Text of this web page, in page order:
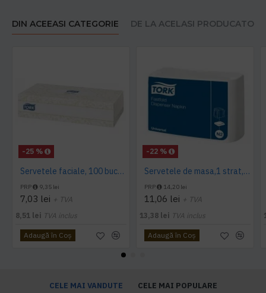
DIN ACEEASI CATEGORIE DE LA ACELASI PRODUCATOR
-25 %
Servetele faciale, 100 bucati / pachet, Tork
PRP 9,35 lei
7,03 lei + TVA
8,51 lei TVA inclus
Adaugă în Coş
-22 %
Servetele de masa,1 strat, Tork, 300 buc/pachet
PRP 14,20 lei
11,06 lei + TVA
13,38 lei TVA inclus
Adaugă în Coş
CELE MAI VANDUTE CELE MAI POPULARE